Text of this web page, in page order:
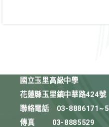
國立玉里高級中學
花蓮縣玉里鎮中華路424號
聯絡電話
03-8886171~5
傳真
03-8885529